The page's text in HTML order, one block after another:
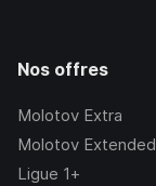
Nos offres
Molotov Extra
Molotov Extended
Ligue 1+